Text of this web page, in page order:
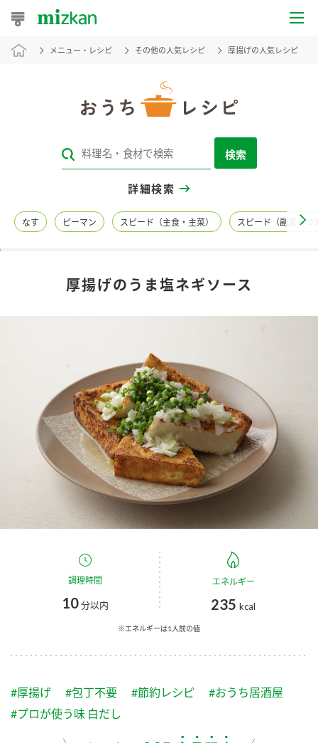
おうちレシピ
レシピカテゴリ一覧
レシピ名特集
商品情報
調味酢
お酢ドリンク ぽん酢
みりん風・料理酒 鍋用調味料
スープ 中華
ふりかけ
新商品一覧
キャンペーン情報
ブランド・スペシャルサイト
ブランド・スペシャルサイト トップ
商品ブランドサイト
Fibee（ファイビー）
カンタン酢
お酢ドリンク
かおりの蔵
つゆ
鍋なび
納豆のサイト
企業情報
国内事業概要
ミツカングループについて
企業理念
ミツカンを知る
水の文化センター（アーカイブ）
お客様相談センター
メニュー・レシピ その他の人気レシピ 厚揚げの人気レシピ
検索
詳細検索
なす ピーマン スピード（主食・主菜） スピード（副菜・つ
厚揚げのうま塩ネギソース
調理時間
10分以内
エネルギー
235 kcal
※エネルギーは1人前の値
#厚揚げ #包丁不要 #節約レシピ
#おうち居酒屋
#プロが使う味 白だし